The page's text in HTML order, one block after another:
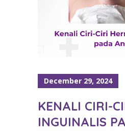
December 29, 2024
KENALI CIRI-
INGUINALIS